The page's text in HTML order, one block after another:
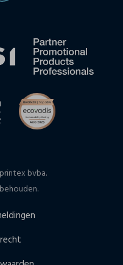
bvba.